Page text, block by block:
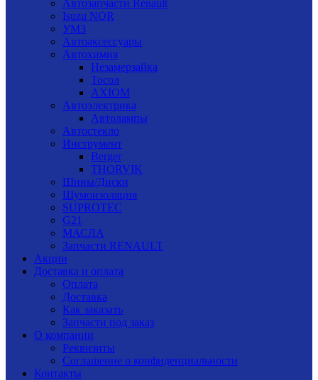
Автозапчасти Renault
Isuzu NQR
УМЗ
Автоаксессуары
Автохимия
Незамерзайка
Тосол
AXIOM
Автоэлектрика
Автолампы
Автостекло
Инструмент
Berger
THORVIK
Шины/Диски
Шумоизоляция
SUPROTEC
G21
МАСЛА
Запчасти RENAULT
Акции
Доставка и оплата
Оплата
Доставка
Как заказать
Запчасти под заказ
О компании
Реквизиты
Соглашение о конфиденциальности
Контакты